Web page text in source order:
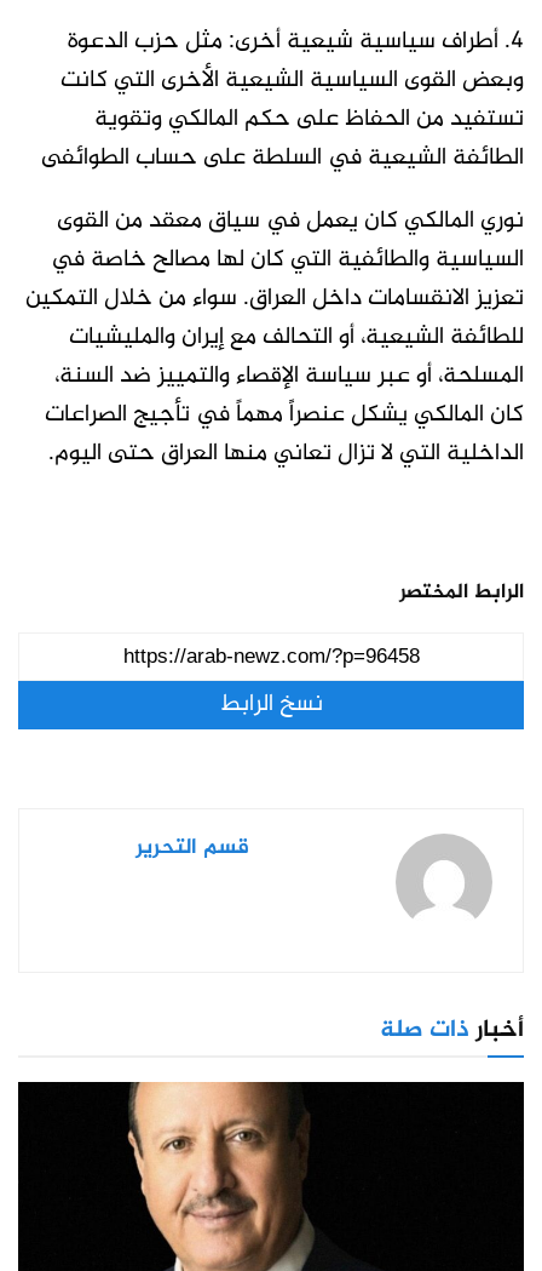
4. أطراف سياسية شيعية أخرى: مثل حزب الدعوة
وبعض القوى السياسية الشيعية الأخرى التي كانت
تستفيد من الحفاظ على حكم المالكي وتقوية
الطائفة الشيعية في السلطة على حساب الطوائفى
نوري المالكي كان يعمل في سياق معقد من القوى
السياسية والطائفية التي كان لها مصالح خاصة في
تعزيز الانقسامات داخل العراق. سواء من خلال التمكين
للطائفة الشيعية، أو التحالف مع إيران والمليشيات
المسلحة، أو عبر سياسة الإقصاء والتمييز ضد السنة،
كان المالكي يشكل عنصراً مهماً في تأجيج الصراعات
الداخلية التي لا تزال تعاني منها العراق حتى اليوم.
الرابط المختصر
نسخ الرابط
قسم التحرير
أخبارذات صلة